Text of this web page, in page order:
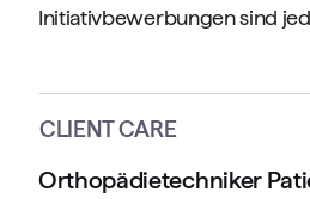
Initiativbewerbungen sind
CLIENT CARE
Orthopädietechniker